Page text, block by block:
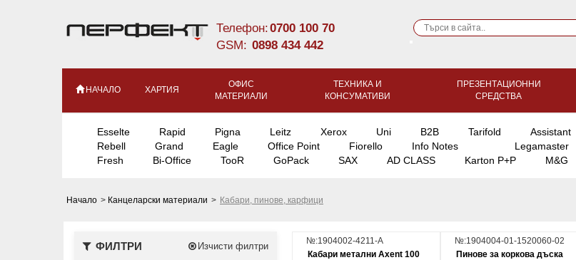
Телефон:0700 100 70
GSM: 0898 434 442
НАЧАЛО ХАРТИЯ
ОФИС
МАТЕРИАЛИ
ТЕХНИКА И
КОНСУМАТИВИ
ПРЕЗЕНТАЦИОННИ
СРЕДСТВА
Esselte Rapid Pigna Leitz Xerox Uni B2B Tarifold Assistant
Rebell
Grand Eagle Office Point Fiorello Info Notes Legamaster
Fresh
Bi-Office TooR GoPack SAX AD CLASS Karton P+P M&G
Начало > Канцеларски материали > Кабари, пинове, карфици
ФИЛТРИ Изчисти филтри
№:1904002-4211-A
Кабари метални Axent 100
№:1904004-01-1520060-02
Пинове за коркова дъска